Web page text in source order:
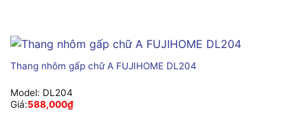
Thang nhôm gấp chữ A FUJIHOME DL204
Model: DL204
Giá:588,000₫